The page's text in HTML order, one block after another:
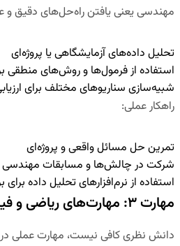
مهندسی یعنی یافتن راه‌حل‌های دقیق و
تحلیل داده‌های آزمایشگاهی یا پروژه‌ای
استفاده از فرمول‌ها و روش‌های منطقی
شبیه‌سازی سناریوهای مختلف برای
راهکار عملی:
تمرین حل مسائل واقعی و پروژه‌ای
شرکت در چالش‌ها و مسابقات مهندسی
استفاده از نرم‌افزارهای تحلیل داده
مهارت ۳: مهارت‌های ریاضی و فیزیک کاربردی
دانش نظری کافی نیست، مهارت عملی در